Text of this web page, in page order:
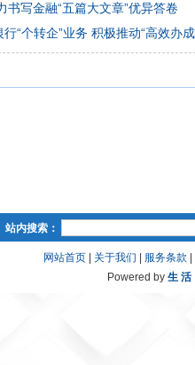
写金融“五篇大文章”优异答卷
“个转企”业务 积极推动“高效办
站内搜索：
网站首页 关于我们 服务条款
Powered by 生 活